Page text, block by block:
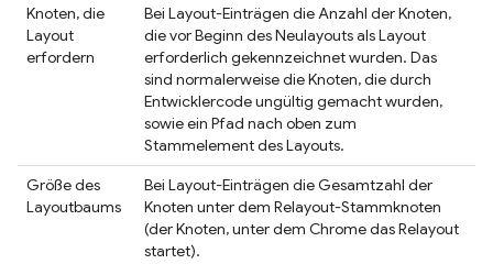
Knoten, die
Layout
erfordern
Bei Layout-Einträgen die Anzahl der Knoten,
die vor Beginn des Neulayouts als Layout
erforderlich gekennzeichnet wurden. Das
sind normalerweise die Knoten, die durch
Entwicklercode ungültig gemacht wurden,
sowie ein Pfad nach oben zum
Stammelement des Layouts.
Größe des
Layoutbaums
Bei Layout-Einträgen die Gesamtzahl der
Knoten unter dem Relayout-Stammknoten
(der Knoten, unter dem Chrome das Relayout
startet).